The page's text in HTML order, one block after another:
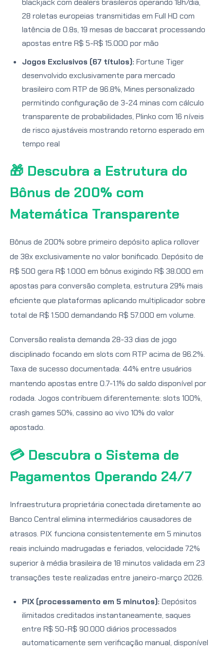
blackjack com dealers brasileiros operando 18h/dia,
28 roletas europeias transmitidas em Full HD com
latência de 0.8s, 19 mesas de baccarat processando
apostas entre R$ 5-R$ 15.000 por mão
Jogos Exclusivos (67 títulos): Fortune Tiger
desenvolvido exclusivamente para mercado
brasileiro com RTP de 96.8%, Mines personalizado
permitindo configuração de 3-24 minas com cálculo
transparente de probabilidades, Plinko com 16 níveis
de risco ajustáveis mostrando retorno esperado em
tempo real
🎁 Descubra a Estrutura do
Bônus de 200% com
Matemática Transparente
Bônus de 200% sobre primeiro depósito aplica rollover
de 38x exclusivamente no valor bonificado. Depósito de
R$ 500 gera R$ 1.000 em bônus exigindo R$ 38.000 em
apostas para conversão completa, estrutura 29% mais
eficiente que plataformas aplicando multiplicador sobre
total de R$ 1.500 demandando R$ 57.000 em volume.
Conversão realista demanda 28-33 dias de jogo
disciplinado focando em slots com RTP acima de 96.2%.
Taxa de sucesso documentada: 44% entre usuários
mantendo apostas entre 0.7-1.1% do saldo disponível por
rodada. Jogos contribuem diferentemente: slots 100%,
crash games 50%, cassino ao vivo 10% do valor
apostado.
💳 Descubra o Sistema de
Pagamentos Operando 24/7
Infraestrutura proprietária conectada diretamente ao
Banco Central elimina intermediários causadores de
atrasos. PIX funciona consistentemente em 5 minutos
reais incluindo madrugadas e feriados, velocidade 72%
superior à média brasileira de 18 minutos validada em 23
transações teste realizadas entre janeiro-março 2026.
PIX (processamento em 5 minutos): Depósitos
ilimitados creditados instantaneamente, saques
entre R$ 50-R$ 90.000 diários processados
automaticamente sem verificação manual, disponível